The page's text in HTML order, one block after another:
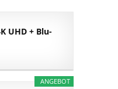
UHD + Blu-
ANGEBOT